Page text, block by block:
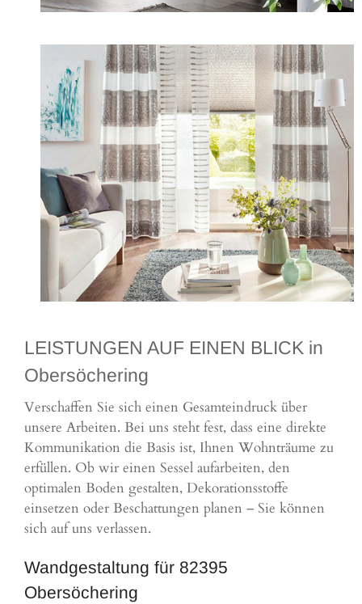
LEISTUNGEN AUF EINEN BLICK in
Obersöchering
Verschaffen Sie sich einen Gesamteindruck über
unsere Arbeiten. Bei uns steht fest, dass eine direkte
Kommunikation die Basis ist, Ihnen Wohnträume zu
erfüllen. Ob wir einen Sessel aufarbeiten, den
optimalen Boden gestalten, Dekorationsstoffe
einsetzen oder Beschattungen planen – Sie können
sich auf uns verlassen.
Wandgestaltung für 82395
Obersöchering